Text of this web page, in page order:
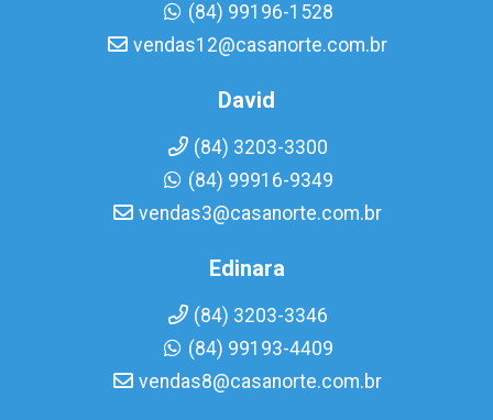
(84) 99196-1528
vendas12@casanorte.com.br
David
(84) 3203-3300
(84) 99916-9349
vendas3@casanorte.com.br
Edinara
(84) 3203-3346
(84) 99193-4409
vendas8@casanorte.com.br